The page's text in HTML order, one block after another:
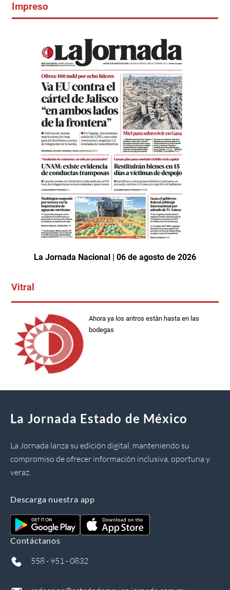
Impreso
La Jornada Nacional | 06 de agosto de 2026
Vitral
Ahora ya los antros estàn hasta en las
bodegas
La Jornada Estado de México
La Jornada lanza su edición digital, manteniendo su
compromiso de ofrecer información inclusiva, oportuna y
veraz.
Descarga nuestra app
Contáctanos
558 - 951 - 0832